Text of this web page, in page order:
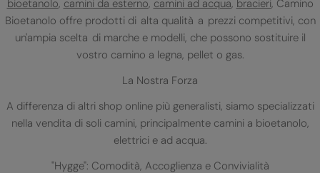
bioetanolo, camini da esterno, camini ad acqua, bracieri, Camino
Bioetanolo offre prodotti di alta qualità a prezzi competitivi, con
un'ampia scelta di marche e modelli, che possono sostituire il
vostro camino a legna, pellet o gas.
La Nostra Forza
A differenza di altri shop online più generalisti, siamo specializzati
nella vendita di soli camini, principalmente camini a bioetanolo,
elettrici e ad acqua.
"Hygge": Comodità, Accoglienza e Convivialità